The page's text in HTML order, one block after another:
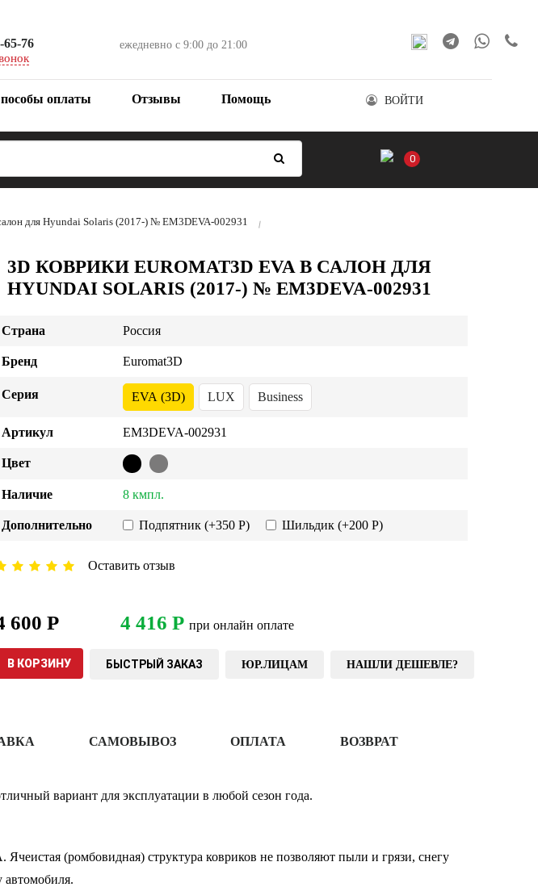
65-76 ежедневнос 9:00 до 21:00
оплаты Отзывы Помощь ВОЙТИ
0
для Hyundai Solaris (2017-) № EM3DEVA-002931
3D КОВРИКИ EUROMAT3D EVA В САЛОН ДЛЯ
HYUNDAI SOLARIS (2017-) № EM3DEVA-002931
Страна Россия
Бренд Euromat3D
Серия EVA (3D) LUX Business
Артикул EM3DEVA-002931
Цвет
Наличие 8 кмпл.
Дополнительно Подпятник (+350 Р) Шильдик (+200 Р)
Оставить отзыв
600 Р 4 416 Р при онлайн оплате
В КОРЗИНУ БЫСТРЫЙ ЗАКАЗ ЮР.ЛИЦАМ НАШЛИ ДЕШЕВЛЕ?
САМОВЫВОЗ ОПЛАТА ВОЗВРАТ
вариант для эксплуатации в любой сезон года.
(ромбовидная) структура ковриков не позволяют пыли и грязи, снегу
автомобиля.